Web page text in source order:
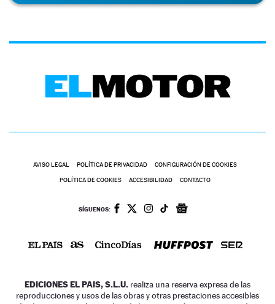
AVISO LEGAL POLÍTICA DE PRIVACIDAD CONFIGURACIÓN DE COOKIES
POLÍTICA DE COOKIES ACCESIBILIDAD CONTACTO
SÍGUENOS:
EDICIONES EL PAIS, S.L.U. realiza una reserva expresa de las
reproducciones y usos de las obras y otras prestaciones accesibles